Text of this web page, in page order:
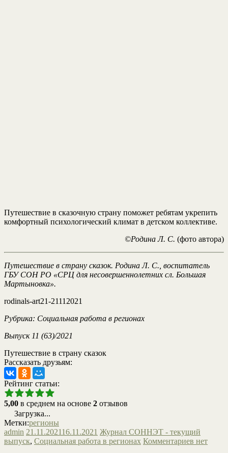
Путешествие в сказочную страну поможет ребятам укрепить
комфортный психологический климат в детском коллективе.
©Родина Л. С. (фото автора)
Путешествие в страну сказок. Родина Л. С., воспитатель
ГБУ СОН РО «СРЦ для несовершеннолетних сл. Большая
Мартыновка».
rodinals-art21-21112021
Рубрика: Социальная работа в регионах
Выпуск 11 (63)/2021
Путешествие в страну сказок
Рассказать друзьям:
Рейтинг статьи:
5,00 в среднем на основе 2 отзывов
Загрузка...
Метки:регионы
admin 21.11.202116.11.2021 Журнал СОННЭТ - текущий
выпуск, Социальная работа в регионах Комментариев нет